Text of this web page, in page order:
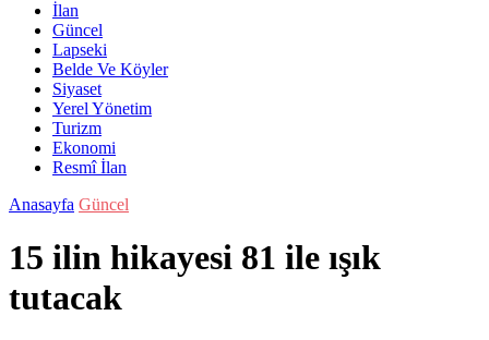
İlan
Güncel
Lapseki
Belde Ve Köyler
Siyaset
Yerel Yönetim
Turizm
Ekonomi
Resmî İlan
Anasayfa Güncel
15 ilin hikayesi 81 ile ışık
tutacak